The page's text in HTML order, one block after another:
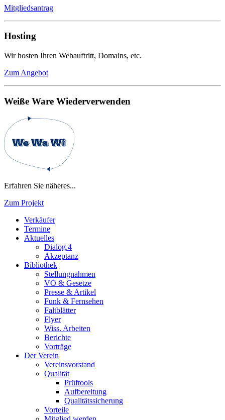
Mitgliedsantrag
Hosting
Wir hosten Ihren Webauftritt, Domains, etc.
Zum Angebot
Weiße Ware Wiederverwenden
Erfahren Sie näheres...
Zum Projekt
Verkäufer
Termine
Aktuelles
Dialog.4
Akzeptanz
Bibliothek
Stellungnahmen
VO & Gesetze
Presse & Artikel
Funk & Fernsehen
Faltblätter
Flyer
Wiss. Arbeiten
Berichte
Vorträge
Der Verein
Vereinsvorstand
Qualität
Prüftools
Aufbereitung
Qualitätssicherung
Vorteile